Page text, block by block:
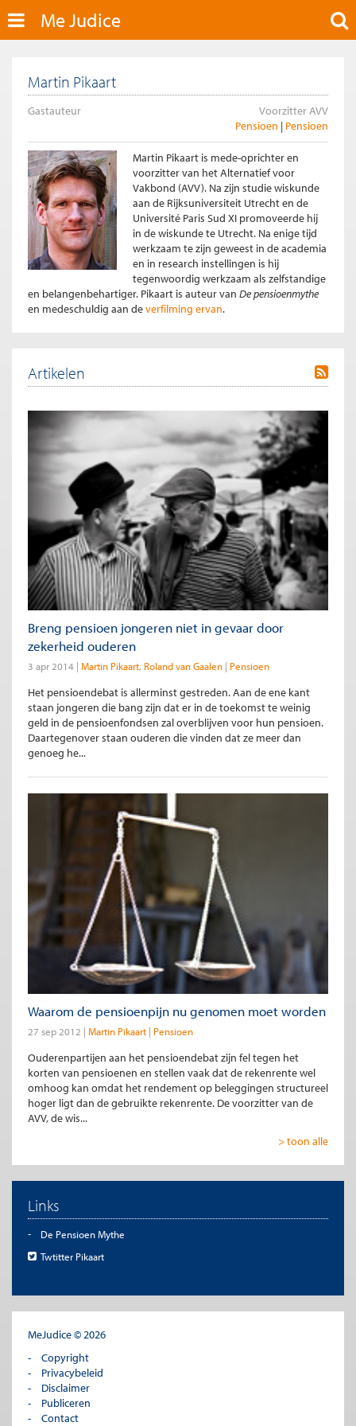
Me Judice
Martin Pikaart
Gastauteur
Voorzitter AVV
Pensioen
Pensioen
Martin Pikaart is mede-oprichter en
voorzitter van het Alternatief voor
Vakbond (AVV). Na zijn studie wiskunde
aan de Rijksuniversiteit Utrecht en de
Université Paris Sud XI promoveerde hij
in de wiskunde te Utrecht. Na enige tijd
werkzaam te zijn geweest in de academia
en in research instellingen is hij
tegenwoordig werkzaam als zelfstandige
en belangenbehartiger. Pikaart is auteur van De pensioenmythe
en medeschuldig aan deverfilming ervan.
Artikelen
Breng pensioen jongeren niet in gevaar door
zekerheid ouderen
3 apr 2014 Martin Pikaart Roland van Gaalen Pensioen
Het pensioendebat is allerminst gestreden. Aan de ene kant
staan jongeren die bang zijn dat er in de toekomst te weinig
geld in de pensioenfondsen zal overblijven voor hun pensioen.
Daartegenover staan ouderen die vinden dat ze meer dan
genoeg he...
Waarom de pensioenpijn nu genomen moet worden
27 sep 2012 Martin Pikaart Pensioen
Ouderenpartijen aan het pensioendebat zijn fel tegen het
korten van pensioenen en stellen vaak dat de rekenrente wel
omhoog kan omdat het rendement op beleggingen structureel
hoger ligt dan de gebruikte rekenrente. De voorzitter van de
AVV, de wis...
> toon alle
Links
De Pensioen Mythe
Twtitter Pikaart
MeJudice © 2026
Copyright
Privacybeleid
Disclaimer
Publiceren
Contact